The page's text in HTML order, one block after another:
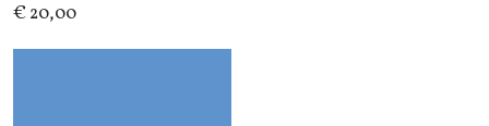
€ 20,00